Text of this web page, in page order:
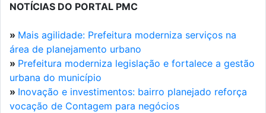
NOTÍCIAS DO PORTAL PMC
» Mais agilidade: Prefeitura moderniza serviços na
área de planejamento urbano
» Prefeitura moderniza legislação e fortalece a gestão
urbana do município
» Inovação e investimentos: bairro planejado reforça
vocação de Contagem para negócios